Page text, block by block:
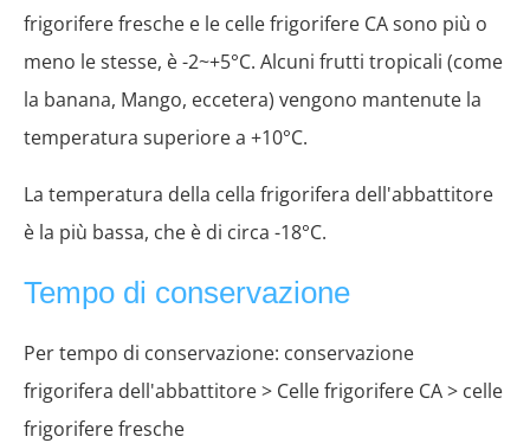
frigorifere fresche e le celle frigorifere CA sono più o
meno le stesse, è -2~+5°C. Alcuni frutti tropicali (come
la banana, Mango, eccetera) vengono mantenute la
temperatura superiore a +10°C.
La temperatura della cella frigorifera dell'abbattitore
è la più bassa, che è di circa -18°C.
Tempo di conservazione
Per tempo di conservazione: conservazione
frigorifera dell'abbattitore > Celle frigorifere CA > celle
frigorifere fresche